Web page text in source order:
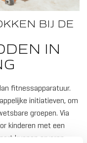
BIJ DE
IN
fitnessapparatuur.
initiatieven, om
groepen. Via
kinderen met een
kunnen ervaren.